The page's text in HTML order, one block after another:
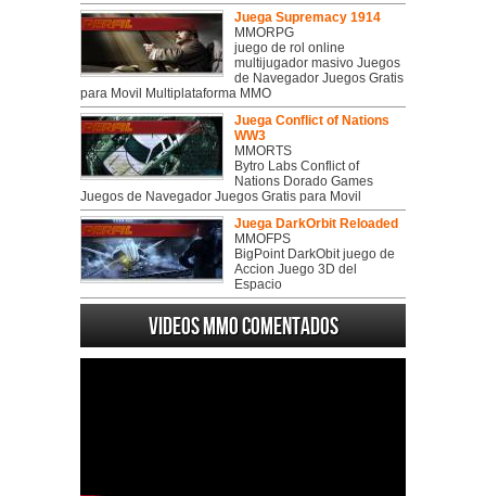
Juega Supremacy 1914
MMORPG
juego de rol online
multijugador masivo Juegos
de Navegador Juegos Gratis
para Movil Multiplataforma MMO
Juega Conflict of Nations
WW3
MMORTS
Bytro Labs Conflict of
Nations Dorado Games
Juegos de Navegador Juegos Gratis para Movil
Juega DarkOrbit Reloaded
MMOFPS
BigPoint DarkObit juego de
Accion Juego 3D del
Espacio
Videos MMO Comentados